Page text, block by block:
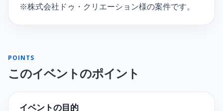
※株式会社ドゥ・クリエーション様の案件です。
POINTS
このイベントのポイント
イベントの目的